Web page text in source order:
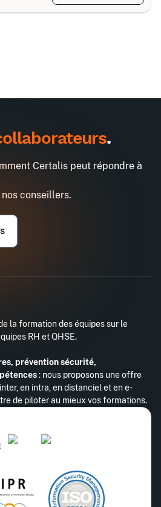
.
Certalis peut répondre à
conseillers.
la formation des équipes sur le
RH et QHSE.
prévention sécurité,
: nous proposons une offre
en intra, en distanciel et en e-
de piloter au mieux vos formations.